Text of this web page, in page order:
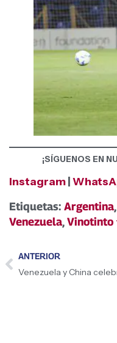
¡SÍGUENOS EN
Instagram
Etiquetas: Argentina,
Venezuela,Vinotinto
ANTERIOR